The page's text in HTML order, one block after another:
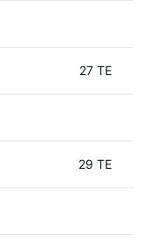
27 TE
29 TE